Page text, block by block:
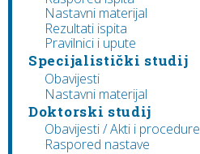
Nastavni materijal
Rezultati ispita
Pravilnici i upute
Specijalistički studij
Obavijesti
Nastavni materijal
Doktorski studij
Obavijesti / Akti i procedure
Raspored nastave